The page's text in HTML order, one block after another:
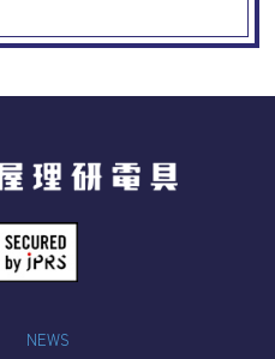
スの使用につい
スの提供、またユーザビリ
リティクスを使用し、当サ
集及び解析を行っておりま
て、Googleがお客様のIPア
合がありますが、
個人を特定できるものでは
ライバシーポリシーにおい
NEWS